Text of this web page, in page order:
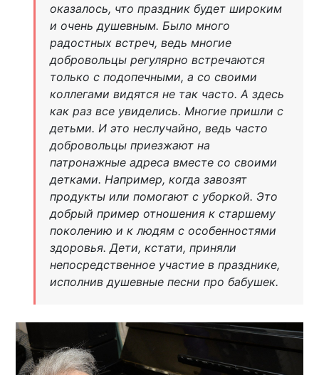
оказалось, что праздник будет широким
и очень душевным. Было много
радостных встреч, ведь многие
добровольцы регулярно встречаются
только с подопечными, а со своими
коллегами видятся не так часто. А здесь
как раз все увиделись. Многие пришли с
детьми. И это неслучайно, ведь часто
добровольцы приезжают на
патронажные адреса вместе со своими
детками. Например, когда завозят
продукты или помогают с уборкой. Это
добрый пример отношения к старшему
поколению и к людям с особенностями
здоровья. Дети, кстати, приняли
непосредственное участие в празднике,
исполнив душевные песни про бабушек.